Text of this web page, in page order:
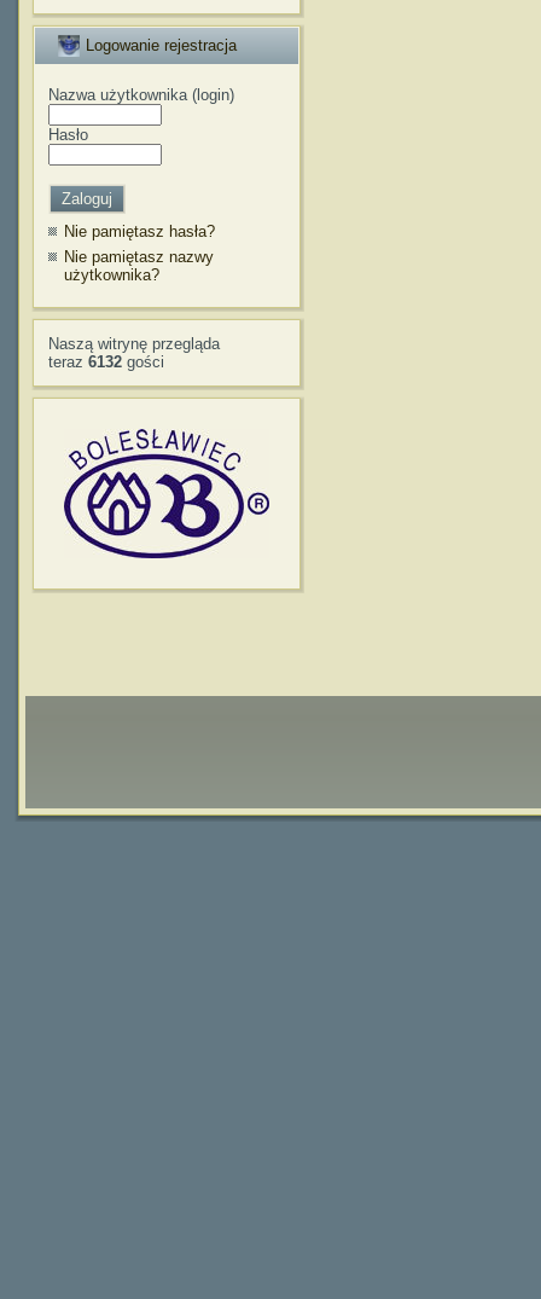
Logowanie rejestracja
Nazwa użytkownika (login)
Hasło
Nie pamiętasz hasła?
Nie pamiętasz nazwy
użytkownika?
Naszą witrynę przegląda
teraz 6132 gości